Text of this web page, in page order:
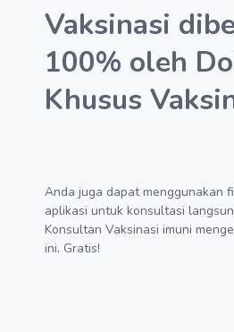
Vaksinasi
100% oleh
Khusus
Anda juga dapat menggunakan
aplikasi untuk konsultasi
Konsultan Vaksinasi imuni
ini. Gratis!